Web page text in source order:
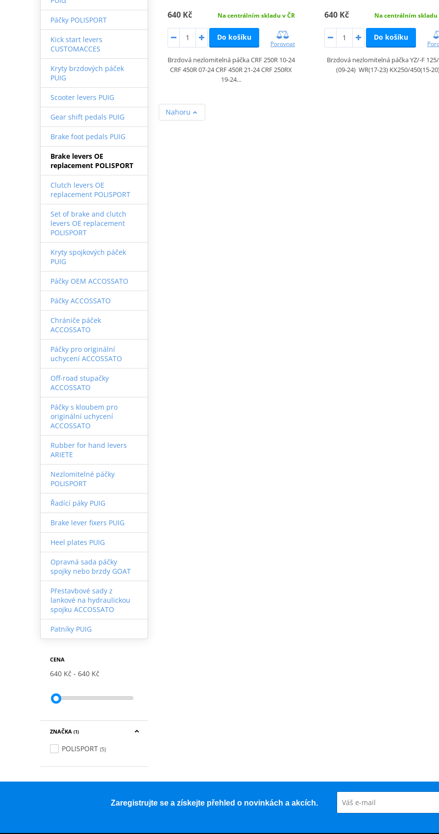
Páčky POLISPORT
Kick start levers
CUSTOMACCES
Kryty brzdových páček
PUIG
Scooter levers PUIG
Gear shift pedals PUIG
Brake foot pedals PUIG
Brake levers OE
replacement POLISPORT
Clutch levers OE
replacement POLISPORT
Set of brake and clutch
levers OE replacement
POLISPORT
Kryty spojkových páček
PUIG
Páčky OEM ACCOSSATO
Páčky ACCOSSATO
Chrániče páček
ACCOSSATO
Páčky pro originální
uchycení ACCOSSATO
Off-road stupačky
ACCOSSATO
Páčky s kloubem pro
originální uchycení
ACCOSSATO
Rubber for hand levers
ARIETE
Nezlomitelné páčky
POLISPORT
Řadící páky PUIG
Brake lever fixers PUIG
Heel plates PUIG
Opravná sada páčky
spojky nebo brzdy GOAT
Přestavbové sady z
lankové na hydraulickou
spojku ACCOSSATO
Patníky PUIG
CENA
640 Kč 640 Kč
ZNAČKA (1)
POLISPORT (5)
640 Kč Na centrálním skladu v ČR
Do košíku
Porovnat
Brzdová nezlomitelná páčka CRF 250R 10-24
CRF 450R 07-24 CRF 450R 21-24 CRF 250RX
19-24…
640 Kč Na centrálním skladu
Do košíku
Brzdová nezlomitelná páčka YZ/-F
(09-24) WR(17-23) KX250/450(15-
Nahoru
Zaregistrujte se a získejte přehled o novinkách a akcích.